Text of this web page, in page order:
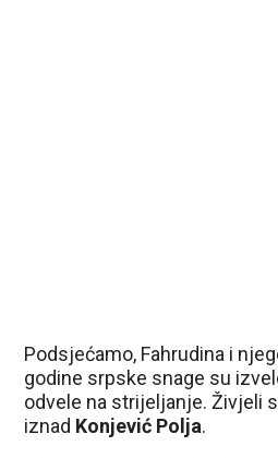
Podsjećamo, Fahrudina i
godine srpske snage su
odvele na strijeljanje. Živjeli
iznad Konjević Polja.